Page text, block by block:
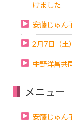
けました
安藤じゅん
2月7日（土
中野洋昌共
メニュー
安藤じゅん